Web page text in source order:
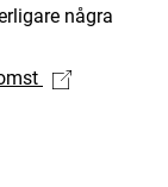
några